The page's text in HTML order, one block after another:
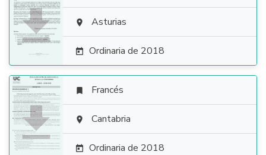
  Asturias
 Ordinaria de 2018

 Francés
 Cantabria
 Ordinaria de 2018